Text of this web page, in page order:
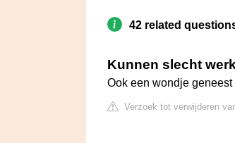
42 related
Kunnen slecht
Ook een wondje
Verzoek tot verwijderen